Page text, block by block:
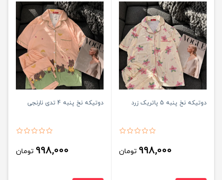
دوتیکه نخ پنبه 5 پاتریک زرد
998,000 تومان
دوتیکه نخ پنبه 4 تدی نارنجی
998,000 تومان